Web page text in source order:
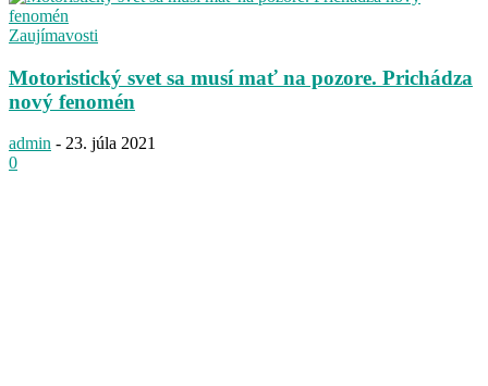
Zaujímavosti
Motoristický svet sa musí mať na pozore. Prichádza
nový fenomén
admin - 23. júla 2021
0